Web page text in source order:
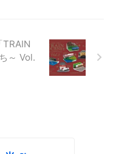
TRAIN
～ Vol.